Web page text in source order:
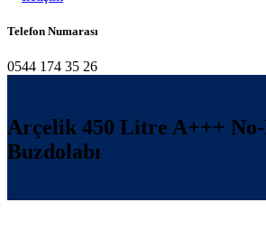
Telefon Numarası
0544 174 35 26
Arçelik 450 Litre A+++
Buzdolabı